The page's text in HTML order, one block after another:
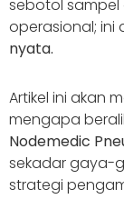
sebotol sampel
operasional; ini
nyata.
Artikel ini akan
mengapa
Nodemedic
sekadar gaya-
strategi